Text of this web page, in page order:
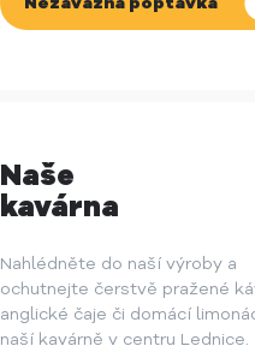
Naše
kavárna
Nahlédněte do naší výroby a
ochutnejte čerstvě pražené
anglické čaje či domácí
naší kavárně v centru Lednice.